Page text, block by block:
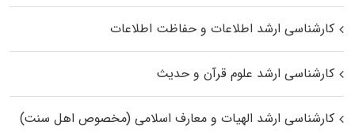
کارشناسی ارشد اطلاعات و حفاظت اطلاعات
کارشناسی ارشد علوم قرآن و حدیث
کارشناسی ارشد الهیات و معارف اسلامی (مخصوص اهل سنت)